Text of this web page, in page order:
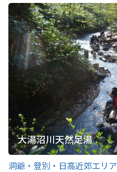
大湯沼川天然足湯
洞爺・登別・日高近郊エリア